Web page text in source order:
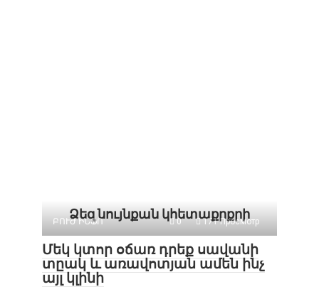
Ձեզ նույնքան կհետաքրքրի
ԲՈՒԺ ԻՆՖՈ 0 171 Просмотр
Մեկ կտոր օճառ դրեք սավանի
տըակ և առավոտյան ամեն ինչ
այլ կլինի